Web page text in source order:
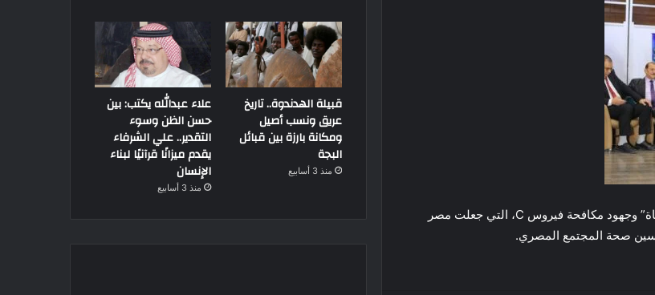
أشار أيضًا إلى المبادرات الوطنية مثل “مائة مليون صحة” و”نور الحياة” وجهود مكافحة فيروس C، التي جعلت مصر
صحة المجتمع المصري.
قبيلة الهدندوة.. تاريخ
عريق ونسب أصيل
ومكانة بارزة بين قبائل
البجة
منذ 3 أسابيع
علاء عبدالله يكتب: بين
حسن الظن وسوء
التقدير.. علي الشرفاء
يقدم ميزانًا قرآنيًا لبناء
الإنسان
منذ 3 أسابيع